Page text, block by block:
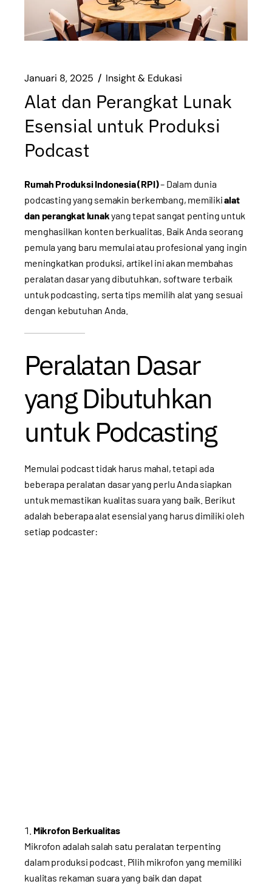
Januari 8, 2025 Insight & Edukasi
Alat dan Perangkat Lunak
Esensial untuk Produksi
Podcast
Rumah Produksi Indonesia (RPI)– Dalam dunia
podcasting yang semakin berkembang, memilikialat
dan perangkat lunakyang tepat sangat penting untuk
menghasilkan konten berkualitas. Baik Anda seorang
pemula yang baru memulai atau profesional yang ingin
meningkatkan produksi, artikel ini akan membahas
peralatan dasar yang dibutuhkan, software terbaik
untuk podcasting, serta tips memilih alat yang sesuai
dengan kebutuhan Anda.
Peralatan Dasar
yang Dibutuhkan
untuk Podcasting
Memulai podcast tidak harus mahal, tetapi ada
beberapa peralatan dasar yang perlu Anda siapkan
untuk memastikan kualitas suara yang baik. Berikut
adalah beberapa alat esensial yang harus dimiliki oleh
setiap podcaster:
Mikrofon Berkualitas
Mikrofon adalah salah satu peralatan terpenting
dalam produksi podcast. Pilih mikrofon yang memiliki
kualitas rekaman suara yang baik dan dapat